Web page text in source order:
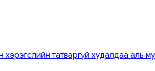
татваргүй худалдаа аль